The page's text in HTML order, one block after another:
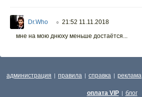
Dr.Who ○ 21:52 11.11.2018
мне на мою днюху меньше достаётся...
администрация | правила | справка | реклама
оплата VIP | блог